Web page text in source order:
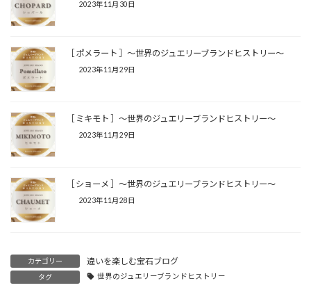
2023年11月30日
［ ポメラート ］〜世界のジュエリーブランドヒストリー〜
2023年11月29日
［ ミキモト ］〜世界のジュエリーブランドヒストリー〜
2023年11月29日
［ ショーメ ］〜世界のジュエリーブランドヒストリー〜
2023年11月28日
カテゴリー 違いを楽しむ宝石ブログ
タグ 世界のジュエリーブランドヒストリー